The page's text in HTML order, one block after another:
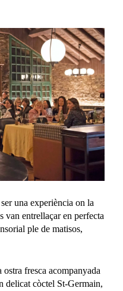
una experiència on la
van entrellaçar en perfecta
ple de matisos,
fresca acompanyada
delicat còctel St-Germain,